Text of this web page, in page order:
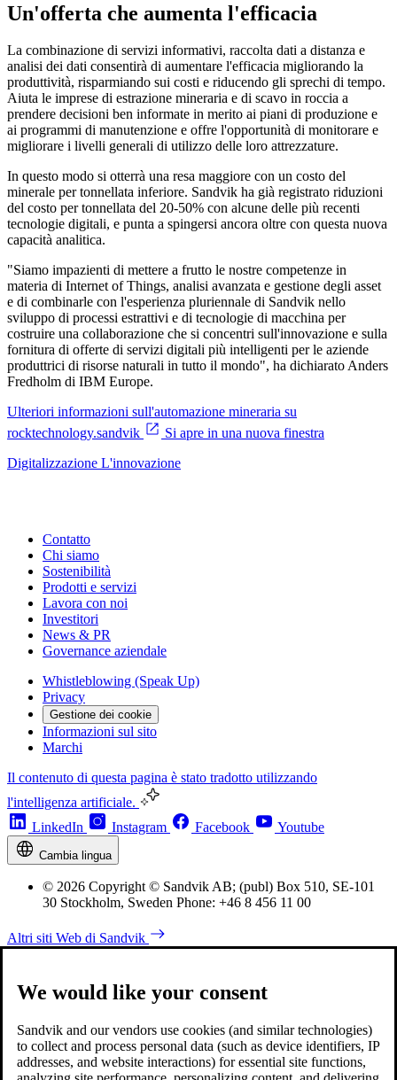
Un'offerta che aumenta l'efficacia
La combinazione di servizi informativi, raccolta dati a distanza e
analisi dei dati consentirà di aumentare l'efficacia migliorando la
produttività, risparmiando sui costi e riducendo gli sprechi di tempo.
Aiuta le imprese di estrazione mineraria e di scavo in roccia a
prendere decisioni ben informate in merito ai piani di produzione e
ai programmi di manutenzione e offre l'opportunità di monitorare e
migliorare i livelli generali di utilizzo delle loro attrezzature.
In questo modo si otterrà una resa maggiore con un costo del
minerale per tonnellata inferiore. Sandvik ha già registrato riduzioni
del costo per tonnellata del 20-50% con alcune delle più recenti
tecnologie digitali, e punta a spingersi ancora oltre con questa nuova
capacità analitica.
"Siamo impazienti di mettere a frutto le nostre competenze in
materia di Internet of Things, analisi avanzata e gestione degli asset
e di combinarle con l'esperienza pluriennale di Sandvik nello
sviluppo di processi estrattivi e di tecnologie di macchina per
costruire una collaborazione che si concentri sull'innovazione e sulla
fornitura di offerte di servizi digitali più intelligenti per le aziende
produttrici di risorse naturali in tutto il mondo", ha dichiarato Anders
Fredholm di IBM Europe.
Ulteriori informazioni sull'automazione mineraria su
rocktechnology.sandvik
Si apre in una nuova finestra
Digitalizzazione L'innovazione
Contatto
Chi siamo
Sostenibilità
Prodotti e servizi
Lavora con noi
Investitori
News & PR
Governance aziendale
Whistleblowing (Speak Up)
Privacy
Gestione dei cookie
Informazioni sul sito
Marchi
Il contenuto di questa pagina è stato tradotto utilizzando
l'intelligenza artificiale.
LinkedIn
Instagram Facebook Youtube
Cambia lingua
© 2026 Copyright © Sandvik AB; (publ) Box 510, SE-101
30 Stockholm, Sweden Phone: +46 8 456 11 00
Altri siti Web di Sandvik
We would like your consent
Sandvik and our vendors use cookies (and similar technologies)
to collect and process personal data (such as device identifiers, IP
addresses, and website interactions) for essential site functions,